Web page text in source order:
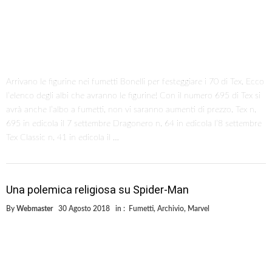
Arrivano le figurine nei fumetti Bonelli per festeggiare i 70 di Tex. Ecco
l’elenco degli albi che avranno le figurine! Con il numero 695 di Tex si
avrà anche l’albo a fumetti, non vi saranno aumenti di prezzo. Tex n.
695 in edicola il 7 settembre Dragonero n. 64 in edicola l’8 settembre
Tex Classic n. 41 in edicola il …
Una polemica religiosa su Spider-Man
By Webmaster 30 Agosto 2018 in : Fumetti, Archivio, Marvel